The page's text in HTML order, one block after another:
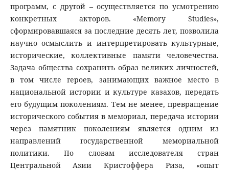
программ, с другой – осуществляется по усмотрению
конкретных акторов. «Memory Studies»,
сформировавшаяся за последние десять лет, позволила
научно осмыслить и интерпретировать культурные,
исторические, коллективные памяти человечества.
Задача общества сохранить образ великих личностей,
в том числе героев, занимающих важное место в
национальной истории и культуре казахов, передать
его будущим поколениям. Тем не менее, превращение
исторического события в мемориал, передача истории
через памятник поколениям является одним из
направлений государственной мемориальной
политики. По словам исследователя стран
Центральной Азии Кристоффера Риза, «опыт